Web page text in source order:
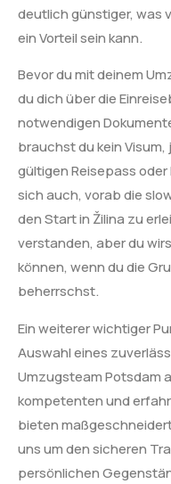
deutlich günstiger, was
ein Vorteil sein kann.
Bevor du mit deinem
du dich über die
notwendigen
brauchst du kein
gültigen Reisepass
sich auch, vorab die
den Start in Žilina zu
verstanden, aber du
können, wenn du die
beherrschst.
Ein weiterer wichtiger
Auswahl eines
Umzugsteam Potsdam
kompetenten und
bieten
uns um den sicheren
persönlichen